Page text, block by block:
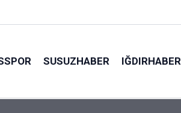
SUSUZHABER IĞDIRHABER